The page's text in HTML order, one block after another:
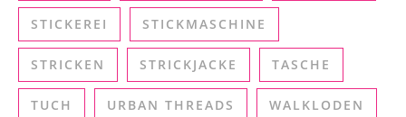
STICKEREI STICKMASCHINE
STRICKEN STRICKJACKE TASCHE
TUCH URBAN THREADS WALKLODEN